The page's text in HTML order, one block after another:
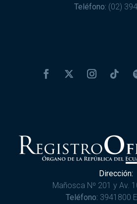
Teléfono: (02)
Dirección:
Mañosca Nº 201 y Av.
Teléfono: 3941800